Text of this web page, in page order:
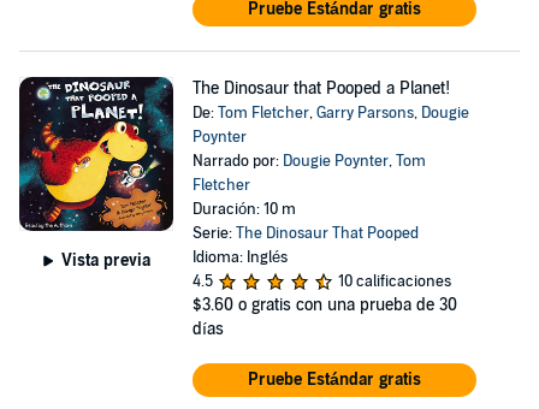
Pruebe Estándar gratis
Vista previa
The Dinosaur that Pooped a Planet!
De:Tom Fletcher,Garry Parsons, Dougie
Poynter
Narrado por: Dougie Poynter,Tom
Fletcher
Duración: 10 m
Serie:The Dinosaur That Pooped
Idioma: Inglés
4.5
10 calificaciones
$3.60 o gratis con una prueba de 30
días
Pruebe Estándar gratis